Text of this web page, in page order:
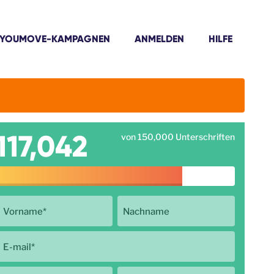
YOUMOVE-KAMPAGNEN ANMELDEN HILFE
von 150,000 Unterschriften
Vorname* Nachname
E-mail*